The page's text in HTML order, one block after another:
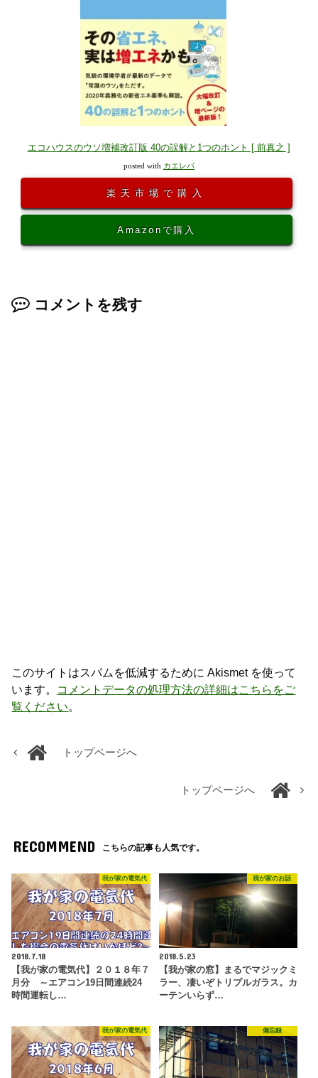
エコハウスのウソ増補改訂版 40の誤解と1つのホント [ 前真之 ]
posted with カエレバ
楽天市場で購入
Amazonで購入
コメントを残す
このサイトはスパムを低減するために Akismet を使って
います。 コメントデータの処理方法の詳細はこちらをご
覧ください。
トップページへ
トップページへ
RECOMMEND こちらの記事も人気です。
我が家の電気代
2018.7.18
【我が家の電気代】２０１８年７
月分 ～エアコン19日間連続24
時間運転し…
我が家のお話
2018.5.23
【我が家の窓】まるでマジックミ
ラー、凄いぞトリプルガラス。カ
ーテンいらず…
我が家の電気代 備忘録